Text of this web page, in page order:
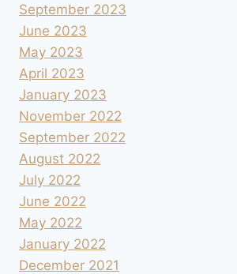
September 2023
June 2023
May 2023
April 2023
January 2023
November 2022
September 2022
August 2022
July 2022
June 2022
May 2022
January 2022
December 2021